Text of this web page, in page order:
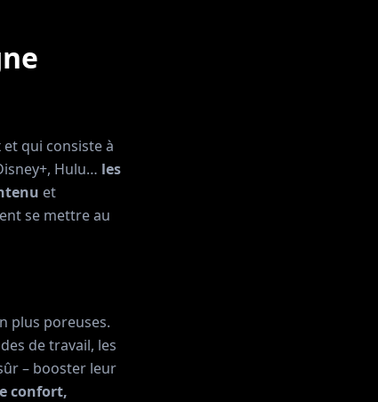
qui consiste à
Hulu… les
et
se mettre au
plus poreuses.
de travail, les
– booster leur
confort,